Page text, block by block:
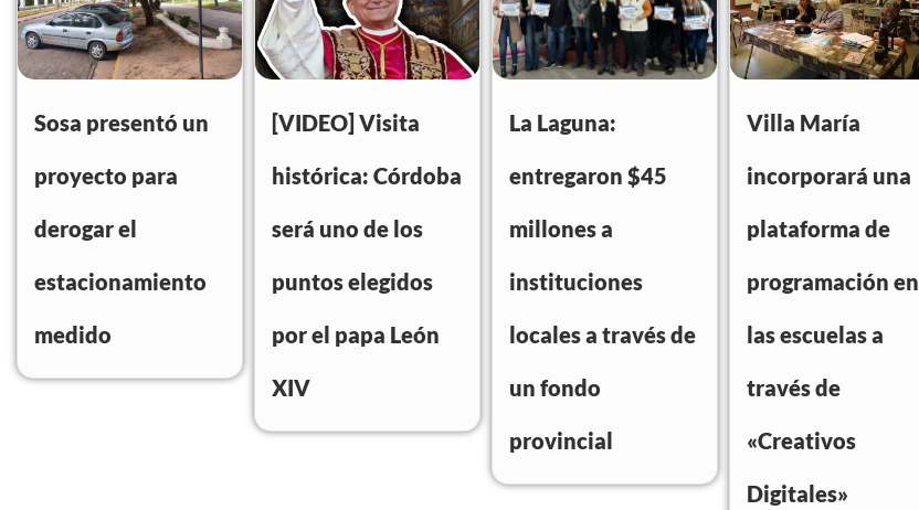
Sosa presentó un
proyecto para
derogar el
estacionamiento
medido
[VIDEO] Visita
histórica: Córdoba
será uno de los
puntos elegidos
por el papa León
XIV
La Laguna:
entregaron $45
millones a
instituciones
locales a través de
un fondo
provincial
Villa María
incorporará una
plataforma de
programación en
las escuelas a
través de
«Creativos
Digitales»